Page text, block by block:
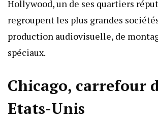
Hollywood, un de ses quartiers
regroupent les plus grandes
production audiovisuelle, de
spéciaux.
Chicago, carrefour
Etats-Unis